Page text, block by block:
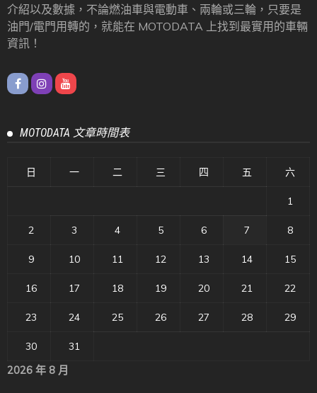
介紹以及數據，不論燃油車與電動車、兩輪或三輪，只要是
油門/電門用轉的，就能在 MOTODATA 上找到最實用的車輛
資訊！
MOTODATA 文章時間表
2026 年 8 月
日 一 二 三 四 五 六
1
2 3 4 5 6 7 8
9 10 11 12 13 14 15
16 17 18 19 20 21 22
23 24 25 26 27 28 29
30 31